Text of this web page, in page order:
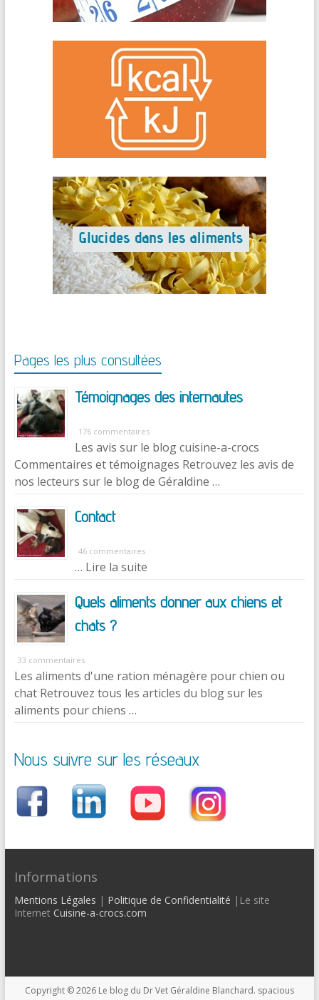
Pages les plus consultées
Témoignages des internautes
176 commentaires
Les avis sur le blog cuisine-a-crocs
Commentaires et témoignages Retrouvez les avis de
nos lecteurs sur le blog de Géraldine …
Contact
46 commentaires
… Lire la suite
Quels aliments donner aux chiens et
chats ?
33 commentaires
Les aliments d'une ration ménagère pour chien ou
chat Retrouvez tous les articles du blog sur les
aliments pour chiens …
Nous suivre sur les réseaux
Informations
Mentions Légales | Politique de Confidentialité |Le site
Internet Cuisine-a-crocs.com
Copyright © 2026 Le blog du Dr Vet Géraldine Blanchard. spacious